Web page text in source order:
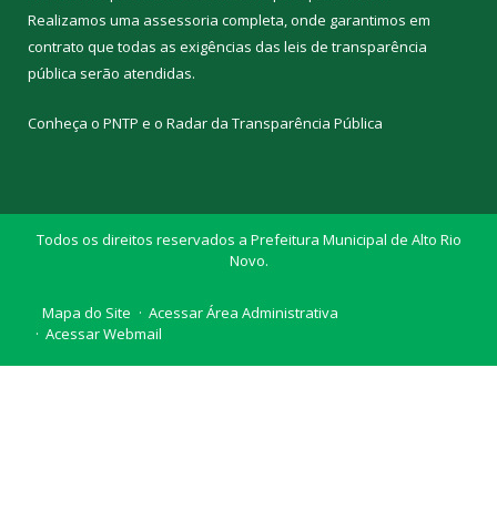
Realizamos uma assessoria completa, onde garantimos em
contrato que todas as exigências das leis de transparência
pública serão atendidas.
Conheça o PNTP e o Radar da Transparência Pública
Todos os direitos reservados a Prefeitura Municipal de Alto Rio
Novo.
Mapa do Site
Acessar Área Administrativa
Acessar Webmail